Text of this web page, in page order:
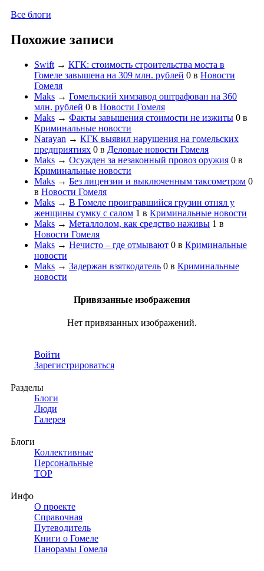
Все блоги
Похожие записи
Swift → КГК: стоимость строительства моста в
Гомеле завышена на 309 млн. рублей 0 в Новости
Гомеля
Maks → Гомельский химзавод оштрафован на 360
млн. рублей 0 в Новости Гомеля
Maks → Факты завышения стоимости не изжиты 0 в
Криминальные новости
Narayan → КГК выявил нарушения на гомельских
предприятиях 0 в Деловые новости Гомеля
Maks → Осужден за незаконный провоз оружия 0 в
Криминальные новости
Maks → Без лицензии и выключенным таксометром 0
в Новости Гомеля
Maks → В Гомеле проигравшийся грузин отнял у
женщины сумку с салом 1 в Криминальные новости
Maks → Металлолом, как средство наживы 1 в
Новости Гомеля
Maks → Нечисто – где отмывают 0 в Криминальные
новости
Maks → Задержан взяткодатель 0 в Криминальные
новости
Привязанные изображения
Нет привязанных изображений.
Войти
Зарегистрироваться
Разделы
Блоги
Люди
Галерея
Блоги
Коллективные
Персональные
TOP
Инфо
О проекте
Справочная
Путеводитель
Книги о Гомеле
Панорамы Гомеля